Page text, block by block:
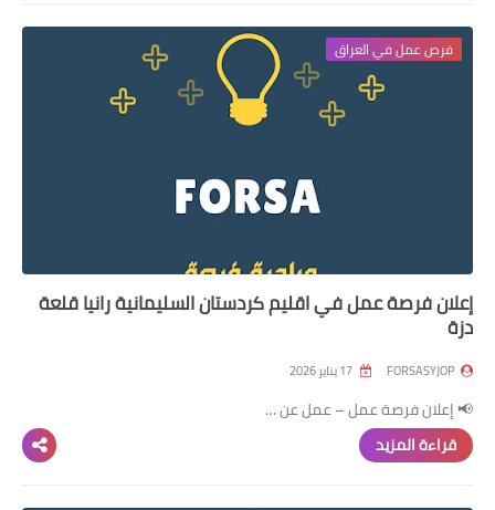
فرص عمل في العراق
إعلان فرصة عمل في اقليم كردستان السليمانية رانيا قلعة
دزة
FORSASYJOP
📢 إعلان فرصة عمل – عمل عن …
قراءة المزيد